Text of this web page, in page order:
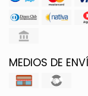
MEDIOS DE